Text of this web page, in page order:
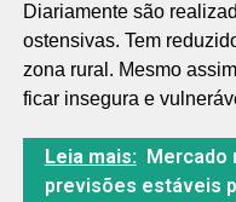
Diariamente são
ostensivas. Tem
zona rural. Mesmo
ficar insegura e
Leia mais: Mercado
previsões estáveis